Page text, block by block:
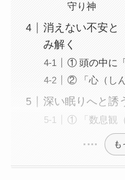
守り神
消えない不安と
み解く
① 頭の中に
② 「心（し
深い眠りへと誘
① 「数息観
も